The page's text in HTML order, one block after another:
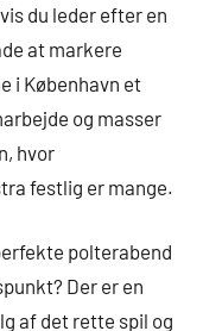
du leder efter en
at markere
i København et
og masser
hvor
festlig er mange.
polterabend
Der er en
af det rette spil og